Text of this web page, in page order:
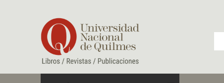
contenido